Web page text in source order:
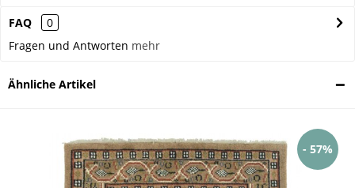
FAQ
0
Fragen und Antworten mehr
Ähnliche Artikel
- 57%